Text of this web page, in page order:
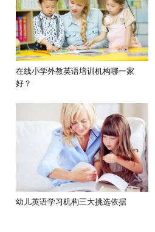
在线小学外教英语培训机构哪一家
好？
幼儿英语学习机构三大挑选依据